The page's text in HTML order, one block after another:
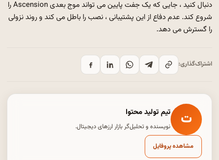
دنبال کنید ، جایی که یک جفت پایین می تواند موج بعدی Ascension را
شروع کند. عدم دفاع از این پشتیبانی ، نصب را باطل می کند و روند نزولی
را گسترش می دهد.
اشتراک‌گذاری:
ت تیم تولید محتوا
نویسنده و تحلیل‌گر بازار ارزهای دیجیتال.
مشاهده پروفایل